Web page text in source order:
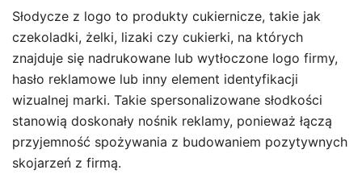
Słodycze z logo to produkty cukiernicze, takie jak
czekoladki, żelki, lizaki czy cukierki, na których
znajduje się nadrukowane lub wytłoczone logo firmy,
hasło reklamowe lub inny element identyfikacji
wizualnej marki. Takie spersonalizowane słodkości
stanowią doskonały nośnik reklamy, ponieważ łączą
przyjemność spożywania z budowaniem pozytywnych
skojarzeń z firmą.